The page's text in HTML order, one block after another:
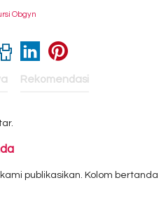
Obgyn
Rekomendasi
publikasikan. Kolom bertanda